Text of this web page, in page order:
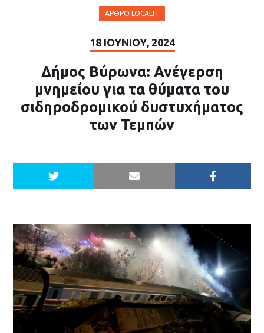
ΆΡΘΡΟ LOCALIT
18 ΙΟΥΝΊΟΥ, 2024
Δήμος Βύρωνα: Ανέγερση
μνημείου για τα θύματα του
σιδηροδρομικού δυστυχήματος
των Τεμπών